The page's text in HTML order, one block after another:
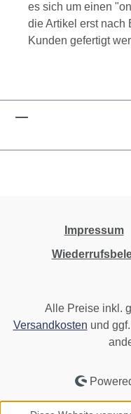
es sich um einen
die Artikel erst nach
Kunden gefertigt
Impressum
Alle Preise inkl.
Versandkosten und